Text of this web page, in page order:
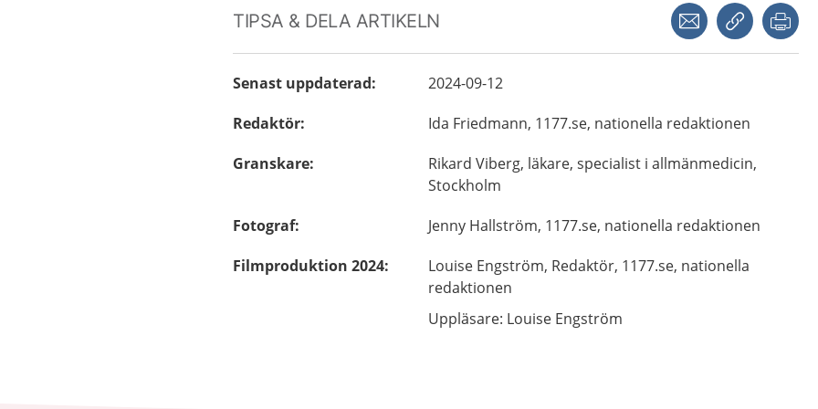
TIPSA & DELA ARTIKELN Dela via mejlKopiera länk
Senast uppdaterad:
2024-09-12
Redaktör: Ida Friedmann, 1177.se, nationella redaktionen
Granskare: Rikard Viberg, läkare, specialist i allmänmedicin,
Stockholm
Fotograf: Jenny Hallström, 1177.se, nationella redaktionen
Filmproduktion 2024: Louise Engström, Redaktör, 1177.se, nationella
redaktionen
Uppläsare: Louise Engström